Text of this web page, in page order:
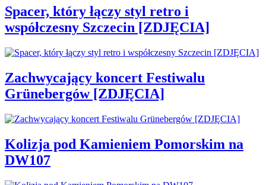
Spacer, który łączy styl retro i
współczesny Szczecin [ZDJĘCIA]
Zachwycający koncert Festiwalu
Grünebergów [ZDJĘCIA]
Kolizja pod Kamieniem Pomorskim na
DW107